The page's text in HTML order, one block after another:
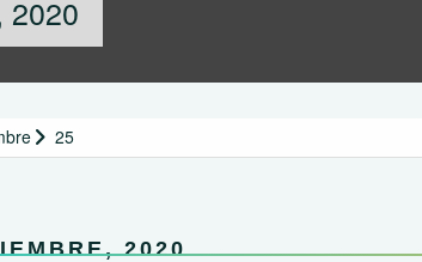
2020
25
2020